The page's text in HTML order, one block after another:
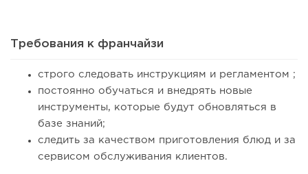
Требования к франчайзи
строго следовать инструкциям и регламентом ;
постоянно обучаться и внедрять новые
инструменты, которые будут обновляться в
базе знаний;
следить за качеством приготовления блюд и за
сервисом обслуживания клиентов.